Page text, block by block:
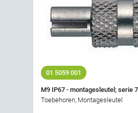
01 5059 001
M9 IP67 - montagesleutel; serie
Toebehoren, Montagesleutel